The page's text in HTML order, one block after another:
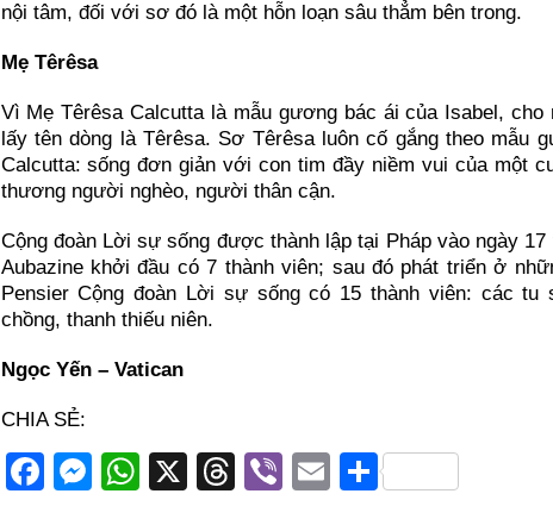
nội tâm, đối với sơ đó là một hỗn loạn sâu thẳm bên trong.
Mẹ Têrêsa
Vì Mẹ Têrêsa Calcutta là mẫu gương bác ái của Isabel, cho
lấy tên dòng là Têrêsa. Sơ Têrêsa luôn cố gắng theo mẫu
Calcutta: sống đơn giản với con tim đầy niềm vui của một
thương người nghèo, người thân cận.
Cộng đoàn Lời sự sống được thành lập tại Pháp vào ngày 17
Aubazine khởi đầu có 7 thành viên; sau đó phát triển ở
Pensier Cộng đoàn Lời sự sống có 15 thành viên: các
chồng, thanh thiếu niên.
Ngọc Yến – Vatican
CHIA SẺ:
F
M
W
X
T
Vi
E S